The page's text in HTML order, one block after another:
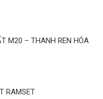
M20 – THANH REN HÓA
RAMSET